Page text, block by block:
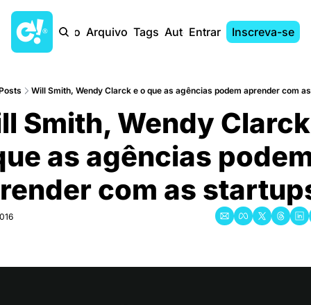
Início Arquivo Tags AutoresEntrar Inscreva-se
Will Smith, Wendy Clarck e o que as agências podem aprender com
Smith, Wendy
as agências
com as